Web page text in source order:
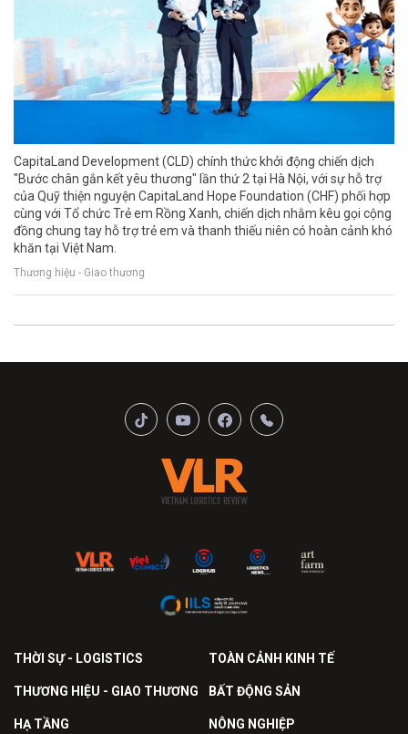
CapitaLand Development (CLD) chính thức khởi động chiến dịch
"Bước chân gắn kết yêu thương" lần thứ 2 tại Hà Nội, với sự hỗ trợ
của Quỹ thiện nguyện CapitaLand Hope Foundation (CHF) phối hợp
cùng với Tổ chức Trẻ em Rồng Xanh, chiến dịch nhằm kêu gọi cộng
đồng chung tay hỗ trợ trẻ em và thanh thiếu niên có hoàn cảnh khó
khăn tại Việt Nam.
Thương hiệu - Giao thương
THỜI SỰ - LOGISTICS TOÀN CẢNH KINH TẾ
THƯƠNG HIỆU - GIAO THƯƠNG BẤT ĐỘNG SẢN
HẠ TẦNG NÔNG NGHIỆP